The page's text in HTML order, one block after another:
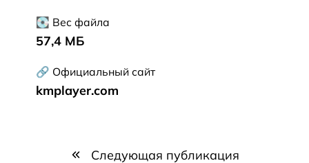
💽 Вес файла
57,4 МБ
🔗 Официальный сайт
kmplayer.com
Следующая публикация